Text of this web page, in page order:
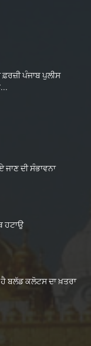
ਪੰਜਾਬ ਪੁਲੀਸ
ਦੀ ਸੰਭਾਵਨਾ
ਹਟਾਉ
ਬਲੱਡ ਕਲੋਟਸ ਦਾ ਖ਼ਤਰਾ